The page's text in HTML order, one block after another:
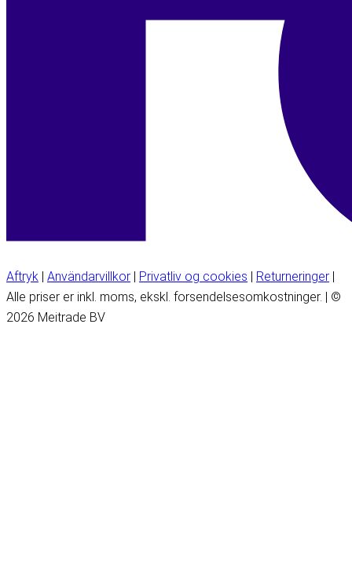
Aftryk | Användarvillkor | Privatliv og cookies | Returneringer |
Alle priser er inkl. moms, ekskl. forsendelsesomkostninger. | ©
2026 Meitrade BV